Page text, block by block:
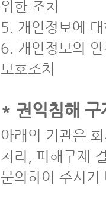
위한 조치
5. 개인정보에
6. 개인정보의
보호조치
* 권익침해 구
아래의 기관은
처리, 피해구제
문의하여 주시기